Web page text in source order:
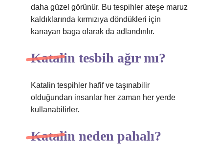
daha güzel görünür. Bu tespihler ateşe maruz
kaldıklarında kırmızıya döndükleri için
kanayan baga olarak da adlandırılır.
Katalin tesbih ağır mı?
Katalin tespihler hafif ve taşınabilir
olduğundan insanlar her zaman her yerde
kullanabilirler.
Katalin neden pahalı?